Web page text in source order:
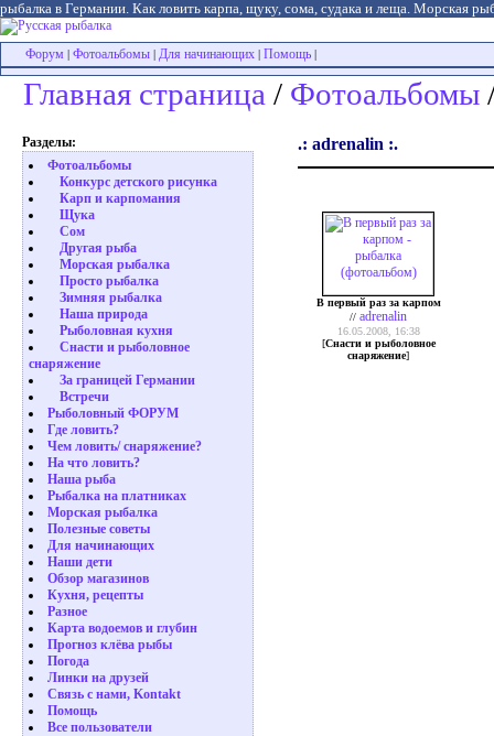
рыбалка в Германии. Как ловить карпа, щуку, сома, судака и леща. Морская
Форум Фотоальбомы Для начинающих Помощь
Главная страница / Фотоальбомы
Разделы:
Фотоальбомы
Конкурс детского рисунка
Карп и карпомания
Щука
Сом
Другая рыба
Морская рыбалка
Просто рыбалка
Зимняя рыбалка
Наша природа
Рыболовная кухня
Снасти и рыболовное
снаряжение
За границей Германии
Встречи
Рыболовный ФОРУМ
Где ловить?
Чем ловить/ снаряжение?
На что ловить?
Наша рыба
Рыбалка на платниках
Морская рыбалка
Полезные советы
Для начинающих
Наши дети
Обзор магазинов
Кухня, рецепты
Разное
Карта водоемов и глубин
Прогноз клёва рыбы
Погода
Линки на друзей
Связь с нами, Kontakt
Помощь
Все пользователи
.: adrenalin :.
В первый раз за карпом
// adrenalin
16.05.2008, 16:38
[Снасти и рыболовное
снаряжение]